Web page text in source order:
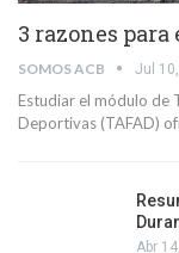
3 razones para
SOMOS ACB Jul
Estudiar el módulo de
Deportivas (TAFAD)
Abr